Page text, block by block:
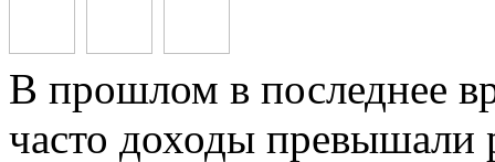
В прошлом в последнее
часто доходы превышали